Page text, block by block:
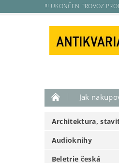
!!! UKONČEN PROVOZ
Jak
Architektura,
Audioknihy
Beletrie česká